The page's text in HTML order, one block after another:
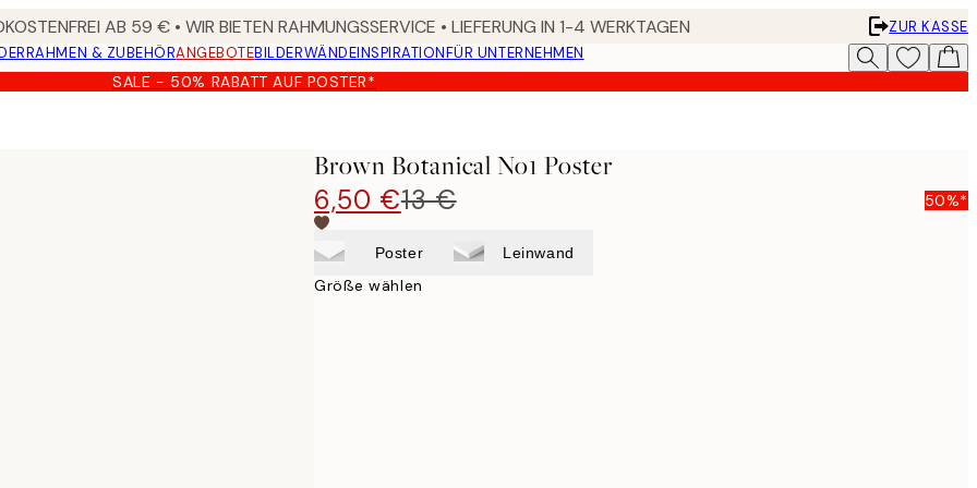
AB 59 € • WIR BIETEN RAHMUNGSSERVICE • LIEFERUNG IN 1-4 WERKTAGEN
ZUR KASSE
RAHMEN & ZUBEHÖRANGEBOTEBILDERWÄNDEINSPIRATIONFÜR UNTERNEHMEN
SALE - 50% RABATT AUF POSTER*
Brown Botanical No1 Poster
6,50 €13 € 50%*
Poster Leinwand
Größe wählen